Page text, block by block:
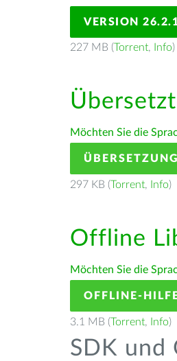
VERSION
227 MB (Torrent, Info)
Möchten Sie die
297 KB (Torrent, Info)
Offline
Möchten Sie die
OFFLINE-
3.1 MB (Torrent, Info)
SDK und